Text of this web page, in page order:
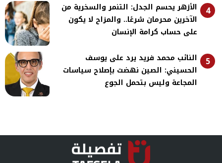
4
الأزهر يحسم الجدل: التنمر والسخرية من
الآخرين محرمان شرعًا.. والمزاح لا يكون
على حساب كرامة الإنسان
5
النائب محمد فريد يرد على يوسف
الحسيني: الصين نهضت بإصلاح سياسات
المجاعة وليس بتحمل الجوع